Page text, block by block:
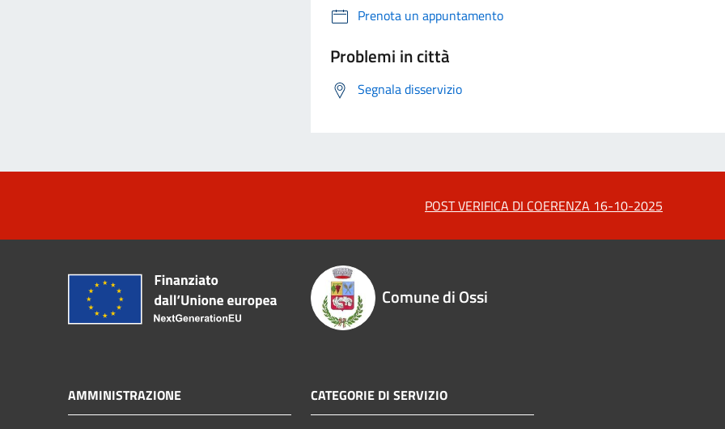
Prenota un appuntamento
Problemi in città
Segnala disservizio
POST VERIFICA DI COERENZA 16-10-2025
Comune di Ossi
AMMINISTRAZIONE CATEGORIE DI SERVIZIO